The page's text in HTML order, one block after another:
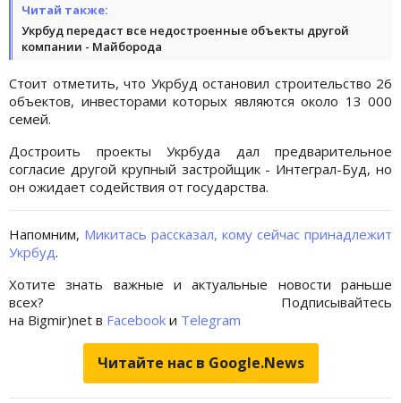
Читай также:
Укрбуд передаст все недостроенные объекты другой
компании - Майборода
Стоит отметить, что Укрбуд остановил строительство 26
объектов, инвесторами которых являются около 13 000
семей.
Достроить проекты Укрбуда дал предварительное
согласие другой крупный застройщик - Интеграл-Буд, но
он ожидает содействия от государства.
Напомним, Микитась рассказал, кому сейчас принадлежит
Укрбуд.
Хотите знать важные и актуальные новости раньше
всех? Подписывайтесь
на Bigmir)net в Facebook и Telegram
Читайте нас в Google.News